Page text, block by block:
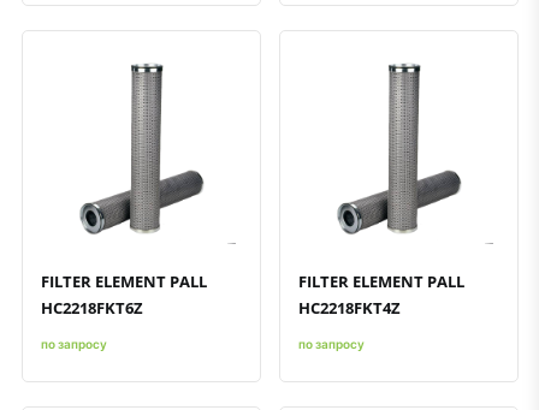
Быстрый просмотр
Добавить к сравнению
Добавить в избранное
FILTER ELEMENT PALL
HC2218FKT6Z
по запросу
Быстрый просмотр
Добавить к сравнению
Добавить в избранное
FILTER ELEMENT PALL
HC2218FKT4Z
по запросу